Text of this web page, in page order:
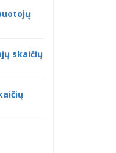
skaičių